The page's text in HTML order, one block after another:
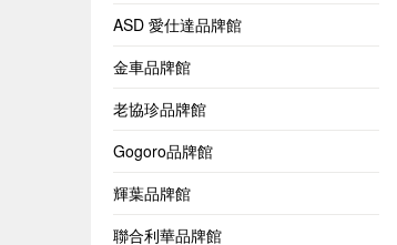
ASD 愛仕達品牌館
金車品牌館
老協珍品牌館
Gogoro品牌館
輝葉品牌館
聯合利華品牌館